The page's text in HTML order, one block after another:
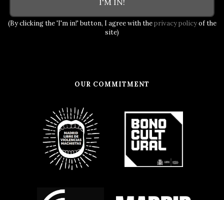
(By clicking the 'I'm in!' button, I agree with theprivacy policyof the
site)
OUR COMMITMENT